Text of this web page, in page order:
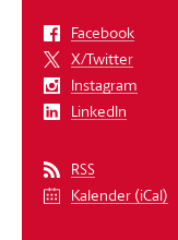
Facebook
X/Twitter
Instagram
LinkedIn
RSS
Kalender (iCal)